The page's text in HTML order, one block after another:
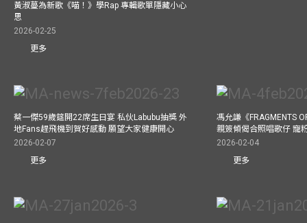
黃淑蔓為新歌《喵！》學Rap 專輯歌單隱藏小心
思
2026-02-25
更多
蔡一傑59歲筵開22席生日宴 私伙Labubu抽獎 外
地Fans趕飛機到賀好感動 願望大家健康開心
2026-02-07
更多
馮允謙《FRAGMENTS
親簽傾偈合照唱歌仔 寵
2026-02-04
更多